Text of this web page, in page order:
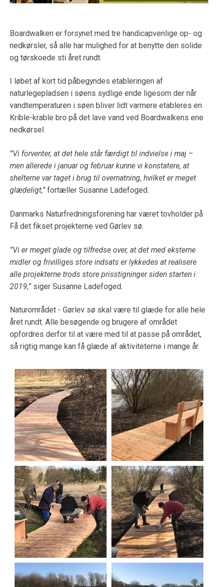
Boardwalken er forsynet med tre handicapvenlige op- og
nedkørsler, så alle har mulighed for at benytte den solide
og tørskoede sti året rundt.
I løbet af kort tid påbegyndes etableringen af
naturlegepladsen i søens sydlige ende ligesom der når
vandtemperaturen i søen bliver lidt varmere etableres en
Krible-krable bro på det lave vand ved Boardwalkens ene
nedkørsel.
”Vi forventer, at det hele står færdigt til indvielse i maj –
men allerede i januar og februar kunne vi konstatere, at
shelterne var taget i brug til overnatning, hvilket er meget
glædeligt,” fortæller Susanne Ladefoged.
Danmarks Naturfredningsforening har været tovholder på
Få det fikset projekterne ved Gørlev sø.
”Vi er meget glade og tilfredse over, at det med eksterne
midler og frivilliges store indsats er lykkedes at realisere
alle projekterne trods store prisstigninger siden starten i
2019,” siger Susanne Ladefoged.
Naturområdet - Gørlev sø skal være til glæde for alle hele
året rundt. Alle besøgende og brugere af området
opfordres derfor til at være med til at passe på området,
så rigtig mange kan få glæde af aktiviteterne i mange år.